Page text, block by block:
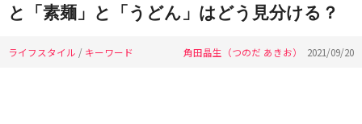
と「素麺」と「うどん」はどう見分ける？
ライフスタイル / キーワード 角田晶生（つのだ あきお） 2021/09/20